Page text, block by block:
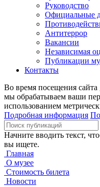
Руководство
Официальные
Антитеррор
Вакансии
Независимая
Публикации
Контакты
Во время посещения сайта
мы обрабатываем ваши
использованием
Подробная информация
Начните вводить текст,
вы ищете.
Главная
О музее
Стоимость билета
Новости